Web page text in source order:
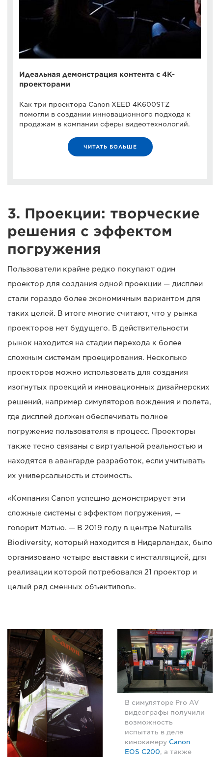
Идеальная демонстрация контента с 4K-
проекторами
Как три проектора Canon XEED 4K600STZ
помогли в создании инновационного подхода к
продажам в компании сферы видеотехнологий.
ЧИТАТЬ БОЛЬШЕ
3. Проекции: творческие
решения с эффектом
погружения
Пользователи крайне редко покупают один
проектор для создания одной проекции — дисплеи
стали гораздо более экономичным вариантом для
таких целей. В итоге многие считают, что у рынка
проекторов нет будущего. В действительности
рынок находится на стадии перехода к более
сложным системам проецирования. Несколько
проекторов можно использовать для создания
изогнутых проекций и инновационных дизайнерских
решений, например симуляторов вождения и полета,
где дисплей должен обеспечивать полное
погружение пользователя в процесс. Проекторы
также тесно связаны с виртуальной реальностью и
находятся в авангарде разработок, если учитывать
их универсальность и стоимость.
«Компания Canon успешно демонстрирует эти
сложные системы с эффектом погружения, —
говорит Мэтью. — В 2019 году в центре Naturalis
Biodiversity, который находится в Нидерландах, было
организовано четыре выставки с инсталляцией, для
реализации которой потребовался 21 проектор и
целый ряд сменных объективов».
В симуляторе Pro AV
видеографы получили
возможность
испытать в деле
кинокамеру Canon
EOS C200, а также